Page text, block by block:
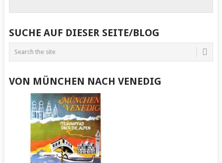
SUCHE AUF DIESER SEITE/BLOG
VON MÜNCHEN NACH VENEDIG